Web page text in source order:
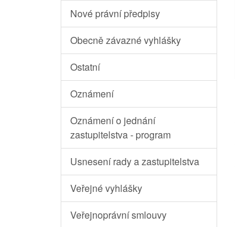
Nové právní předpisy
Obecně závazné vyhlášky
Ostatní
Oznámení
Oznámení o jednání
zastupitelstva - program
Usnesení rady a zastupitelstva
Veřejné vyhlášky
Veřejnoprávní smlouvy